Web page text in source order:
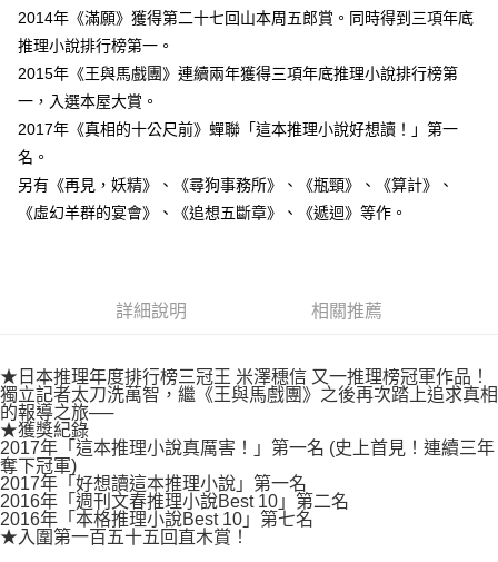
１．透過由恩沛科技股份有限公司提供之「AFTEE先享後付」服務完成之交
易，需依本服務之必要範圍內提供個人資料，並將交易相關給付款項請求債
權轉讓予恩沛科技股份有限公司。
２．關於個人資料處理事宜，請瀏覽以下網址：
３．未成年的使用者請事先徵得法定代理人或監護人之同意方可使用
「AFTEE先享後付」，若未經同意申辦者引起之損失，本公司不負相關責
任。
４．使用「AFTEE先享後付」時，將依據個別帳號之用戶狀況，依本公司即
時審查核予不同之上限額度；若仍有額度不足之情形，本公司將視審查結果
請求用戶進行身份認證。
每筆NT$80，滿NT$500(含以上)免運費
付款後7-11取貨
每筆NT$80，滿NT$500(含以上)免運費
宅配
每筆NT$100，滿NT$800(含以上)免運費
國家/地區配送 查看運費
2014年《滿願》獲得第二十七回山本周五郎賞。同時得到三項年底
推理小說排行榜第一。
2015年《王與馬戲團》連續兩年獲得三項年底推理小說排行榜第
一，入選本屋大賞。
2017年《真相的十公尺前》蟬聯「這本推理小說好想讀！」第一
名。
另有《再見，妖精》、《尋狗事務所》、《瓶頸》、《算計》、
《虛幻羊群的宴會》、《追想五斷章》、《遞迴》等作。
詳細說明 相關推薦
★日本推理年度排行榜三冠王 米澤穗信 又一推理榜冠軍作品！
獨立記者太刀洗萬智，繼《王與馬戲團》之後再次踏上追求真相
的報導之旅──
★獲獎紀錄
2017年「這本推理小說真厲害！」第一名 (史上首見！連續三年
奪下冠軍)
2017年「好想讀這本推理小說」第一名
2016年「週刊文春推理小說Best 10」第二名
2016年「本格推理小說Best 10」第七名
★入圍第一百五十五回直木賞！